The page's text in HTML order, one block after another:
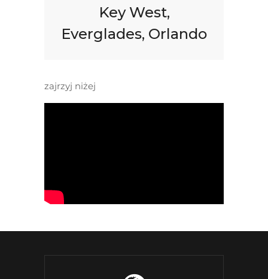
Key West,
Everglades, Orlando
zajrzyj niżej